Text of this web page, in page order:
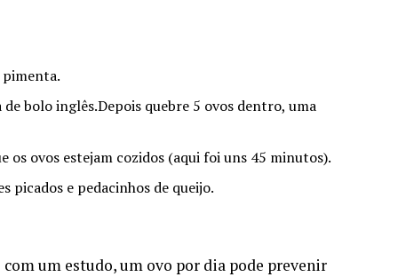
pimenta.
bolo inglês.Depois quebre 5 ovos dentro, uma
ovos estejam cozidos (aqui foi uns 45 minutos).
picados e pedacinhos de queijo.
um estudo, um ovo por dia pode prevenir